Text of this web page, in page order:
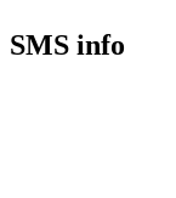
SMS info